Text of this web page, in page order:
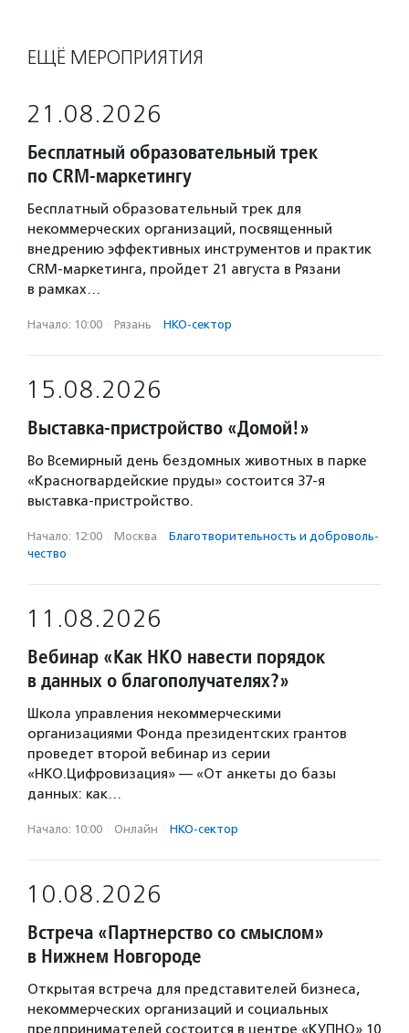
ЕЩЁ МЕРОПРИЯТИЯ
21.08.2026
Бесплатный образовательный трек
по CRM-маркетингу
Бесплатный образовательный трек для
некоммерческих организаций, посвященный
внедрению эффективных инструментов и практик
CRM-маркетинга, пройдет 21 августа в Рязани
в рамках…
Начало: 10:00 · Рязань · НКО-сектор
15.08.2026
Выставка-пристройство «Домой!»
Во Всемирный день бездомных животных в парке
«Красногвардейские пруды» состоится 37-я
выставка-пристройство.
Начало: 12:00 · Москва · Благотвори­тель­ность и доброволь­
чест­во
11.08.2026
Вебинар «Как НКО навести порядок
в данных о благополучателях?»
Школа управления некоммерческими
организациями Фонда президентских грантов
проведет второй вебинар из серии
«НКО.Цифровизация» — «От анкеты до базы
данных: как…
Начало: 10:00 · Онлайн · НКО-сектор
10.08.2026
Встреча «Партнерство со смыслом»
в Нижнем Новгороде
Открытая встреча для представителей бизнеса,
некоммерческих организаций и социальных
предпринимателей состоится в центре «КУПНО» 10